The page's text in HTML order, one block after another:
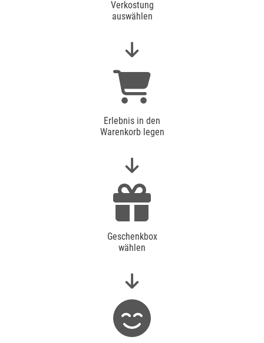
Verkostung
auswählen
Erlebnis in den
Warenkorb legen
Geschenkbox
wählen